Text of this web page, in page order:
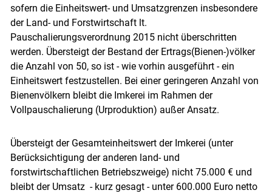
sofern die Einheitswert- und Umsatzgrenzen insbesondere
der Land- und Forstwirtschaft lt.
Pauschalierungsverordnung 2015 nicht überschritten
werden. Übersteigt der Bestand der Ertrags(Bienen-)völker
die Anzahl von 50, so ist - wie vorhin ausgeführt - ein
Einheitswert festzustellen. Bei einer geringeren Anzahl von
Bienenvölkern bleibt die Imkerei im Rahmen der
Vollpauschalierung (Urproduktion) außer Ansatz.
Übersteigt der Gesamteinheitswert der Imkerei (unter
Berücksichtigung der anderen land- und
forstwirtschaftlichen Betriebszweige) nicht 75.000 € und
bleibt der Umsatz - kurz gesagt - unter 600.000 Euro netto